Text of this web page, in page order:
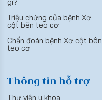
gì?
Triệu chứng của bệnh Xơ
cột bên teo cơ
Chẩn đoán bệnh Xơ cột bên
teo cơ
Thông tin hỗ trợ
Thư viện y khoa